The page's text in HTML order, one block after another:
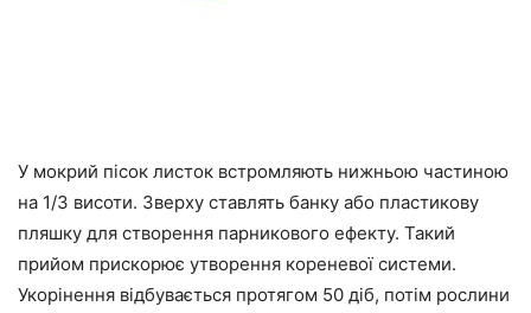
У мокрий пісок листок встромляють нижньою частиною
на 1/3 висоти. Зверху ставлять банку або пластикову
пляшку для створення парникового ефекту. Такий
прийом прискорює утворення кореневої системи.
Укорінення відбувається протягом 50 діб, потім рослини